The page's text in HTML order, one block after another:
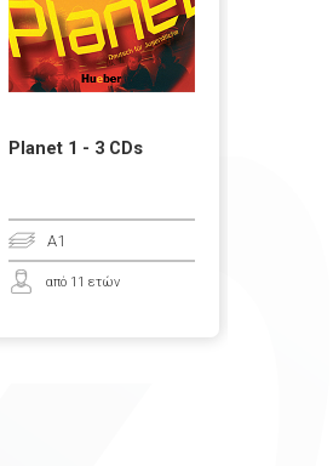
Planet 1 - 3 CDs
A1
από 11 ετών